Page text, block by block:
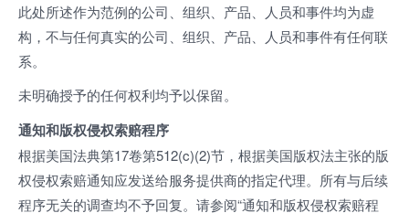
此处所述作为范例的公司、组织、产品、人员和事件均为虚
构，不与任何真实的公司、组织、产品、人员和事件有任何联
系。
未明确授予的任何权利均予以保留。
通知和版权侵权索赔程序
根据美国法典第17卷第512(c)(2)节，根据美国版权法主张的版
权侵权索赔通知应发送给服务提供商的指定代理。所有与后续
程序无关的调查均不予回复。请参阅“通知和版权侵权索赔程